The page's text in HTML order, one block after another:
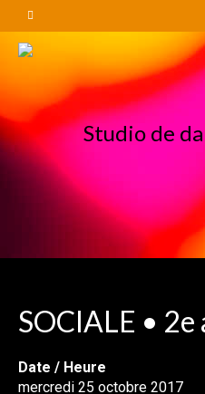
SOCIALE • 2e
Date / Heure
mercredi 25 octobre 2017